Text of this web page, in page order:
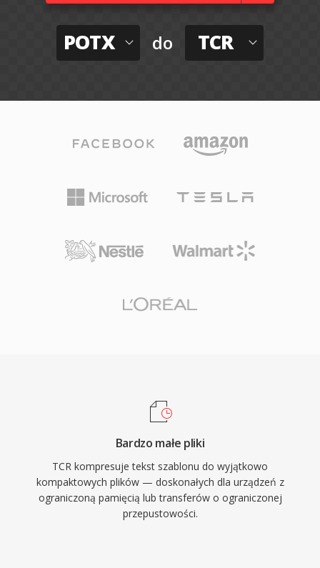
POTX do TCR
Bardzo małe pliki
TCR kompresuje tekst szablonu do wyjątkowo
kompaktowych plików — doskonałych dla urządzeń z
ograniczoną pamięcią lub transferów o ograniczonej
przepustowości.